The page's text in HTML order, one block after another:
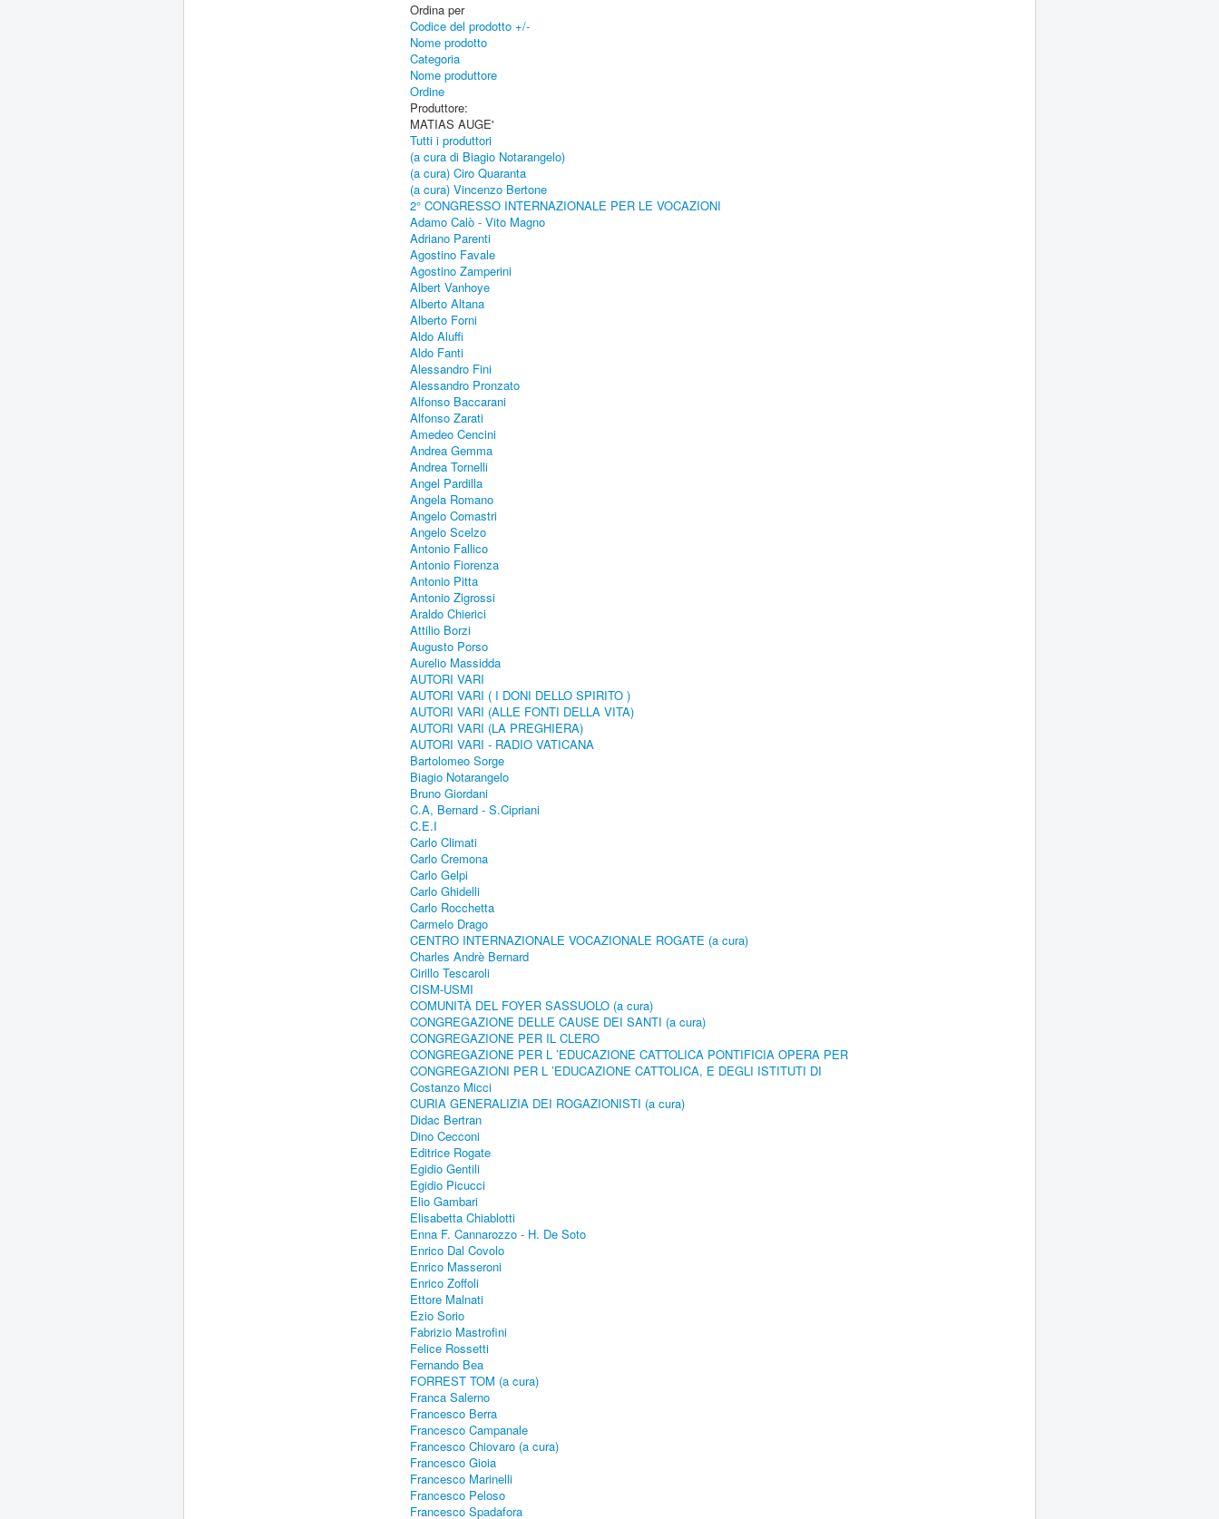
Ordina per
Codice del prodotto +/-
Nome prodotto
Categoria
Nome produttore
Ordine
Produttore:
MATIAS AUGE'
Tutti i produttori
(a cura di Biagio Notarangelo)
(a cura) Ciro Quaranta
(a cura) Vincenzo Bertone
2° CONGRESSO INTERNAZIONALE PER LE VOCAZIONI
Adamo Calò - Vito Magno
Adriano Parenti
Agostino Favale
Agostino Zamperini
Albert Vanhoye
Alberto Altana
Alberto Forni
Aldo Aluffi
Aldo Fanti
Alessandro Fini
Alessandro Pronzato
Alfonso Baccarani
Alfonso Zarati
Amedeo Cencini
Andrea Gemma
Andrea Tornelli
Angel Pardilla
Angela Romano
Angelo Comastri
Angelo Scelzo
Antonio Fallico
Antonio Fiorenza
Antonio Pitta
Antonio Zigrossi
Araldo Chierici
Attilio Borzi
Augusto Porso
Aurelio Massidda
AUTORI VARI
AUTORI VARI ( I DONI DELLO SPIRITO )
AUTORI VARI (ALLE FONTI DELLA VITA)
AUTORI VARI (LA PREGHIERA)
AUTORI VARI - RADIO VATICANA
Bartolomeo Sorge
Biagio Notarangelo
Bruno Giordani
C.A, Bernard - S.Cipriani
C.E.I
Carlo Climati
Carlo Cremona
Carlo Gelpi
Carlo Ghidelli
Carlo Rocchetta
Carmelo Drago
CENTRO INTERNAZIONALE VOCAZIONALE ROGATE (a cura)
Charles Andrè Bernard
Cirillo Tescaroli
CISM-USMI
COMUNITÀ DEL FOYER SASSUOLO (a cura)
CONGREGAZIONE DELLE CAUSE DEI SANTI (a cura)
CONGREGAZIONE PER IL CLERO
CONGREGAZIONE PER L ’EDUCAZIONE CATTOLICA PONTIFICIA OPERA PER
CONGREGAZIONI PER L ’EDUCAZIONE CATTOLICA, E DEGLI ISTITUTI DI
Costanzo Micci
CURIA GENERALIZIA DEI ROGAZIONISTI (a cura)
Didac Bertran
Dino Cecconi
Editrice Rogate
Egidio Gentili
Egidio Picucci
Elio Gambari
Elisabetta Chiablotti
Enna F. Cannarozzo - H. De Soto
Enrico Dal Covolo
Enrico Masseroni
Enrico Zoffoli
Ettore Malnati
Ezio Sorio
Fabrizio Mastrofini
Felice Rossetti
Fernando Bea
FORREST TOM (a cura)
Franca Salerno
Francesco Berra
Francesco Campanale
Francesco Chiovaro (a cura)
Francesco Gioia
Francesco Marinelli
Francesco Peloso
Francesco Spadafora